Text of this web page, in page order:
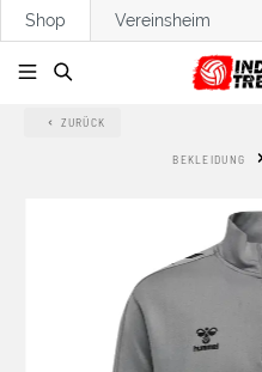
springen
Shop Vereinsheim
ZURÜCK
BEKLEIDUNG